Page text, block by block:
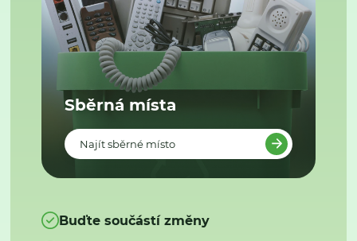
Sběrná místa
Najít sběrné místo
Buďte součástí změny